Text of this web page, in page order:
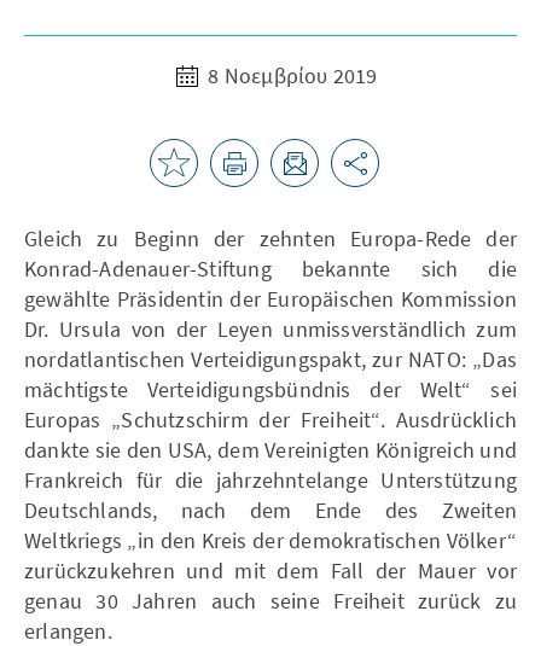
8 Νοεμβρίου 2019
Gleich zu Beginn der zehnten Europa-Rede der
Konrad-Adenauer-Stiftung bekannte sich die
gewählte Präsidentin der Europäischen Kommission
Dr. Ursula von der Leyen unmissverständlich zum
nordatlantischen Verteidigungspakt, zur NATO: „Das
mächtigste Verteidigungsbündnis der Welt“ sei
Europas „Schutzschirm der Freiheit“. Ausdrücklich
dankte sie den USA, dem Vereinigten Königreich und
Frankreich für die jahrzehntelange Unterstützung
Deutschlands, nach dem Ende des Zweiten
Weltkriegs „in den Kreis der demokratischen Völker“
zurückzukehren und mit dem Fall der Mauer vor
genau 30 Jahren auch seine Freiheit zurück zu
erlangen.